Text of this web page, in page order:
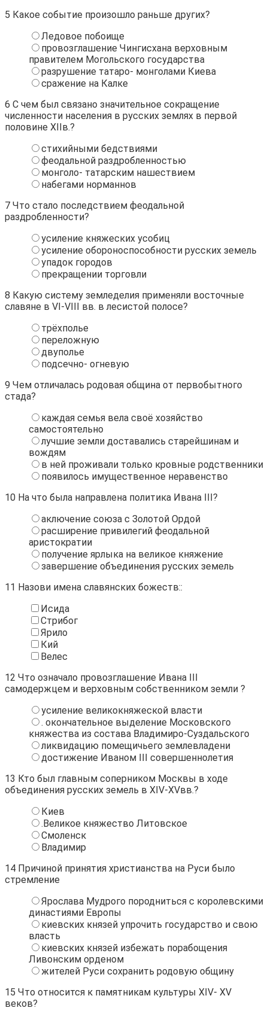
5 Какое событие произошло раньше других?
Ледовое побоище
провозглашение Чингисхана верховным
правителем Могольского государства
разрушение татаро- монголами Киева
сражение на Калке
6 С чем был связано значительное сокращение
численности населения в русских землях в первой
половине XIIв.?
стихийными бедствиями
феодальной раздробленностью
монголо- татарским нашествием
набегами норманнов
7 Что стало последствием феодальной
раздробленности?
усиление княжеских усобиц
усиление обороноспособности русских земель
упадок городов
прекращении торговли
8 Какую систему земледелия применяли восточные
славяне в VI-VIII вв. в лесистой полосе?
трёхполье
переложную
двуполье
подсечно- огневую
9 Чем отличалась родовая община от первобытного
стада?
каждая семья вела своё хозяйство
самостоятельно
лучшие земли доставались старейшинам и
вождям
в ней проживали только кровные родственники
появилось имущественное неравенство
10 На что была направлена политика Ивана III?
аключение союза с Золотой Ордой
расширение привилегий феодальной
аристократии
получение ярлыка на великое княжение
завершение объединения русских земель
11 Назови имена славянских божеств::
Исида
Стрибог
Ярило
Кий
Велес
12 Что означало провозглашение Ивана III
самодержцем и верховным собственником земли ?
усиление великокняжеской власти
. окончательное выделение Московского
княжества из состава Владимиро-Суздальского
ликвидацию помещичьего землевладени
достижение Иваном III совершеннолетия
13 Кто был главным соперником Москвы в ходе
объединения русских земель в XIV-XVвв.?
Киев
.Великое княжество Литовское
Смоленск
Владимир
14 Причиной принятия христианства на Руси было
стремление
Ярослава Мудрого породниться с королевскими
династиями Европы
киевских князей упрочить государство и свою
власть
киевских князей избежать порабощения
Ливонским орденом
жителей Руси сохранить родовую общину
15 Что относится к памятникам культуры XIV- XV
веков?